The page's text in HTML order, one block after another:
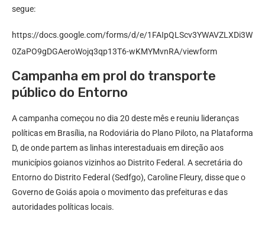
segue:
https://docs.google.com/forms/d/e/1FAIpQLScv3YWAVZLXDi3W
0ZaPO9gDGAeroWojq3qp13T6-wKMYMvnRA/viewform
Campanha em prol do transporte
público do Entorno
A campanha começou no dia 20 deste mês e reuniu lideranças
políticas em Brasília, na Rodoviária do Plano Piloto, na Plataforma
D, de onde partem as linhas interestaduais em direção aos
municípios goianos vizinhos ao Distrito Federal. A secretária do
Entorno do Distrito Federal (Sedfgo), Caroline Fleury, disse que o
Governo de Goiás apoia o movimento das prefeituras e das
autoridades políticas locais.